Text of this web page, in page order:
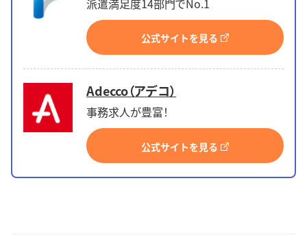
派遣満足度14部門でNo.1
公式サイトを見る
Adecco（アデコ）
事務求人が豊富！
公式サイトを見る